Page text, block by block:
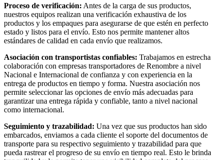
Proceso de verificación: Antes de la carga de sus productos,
nuestros equipos realizan una verificación exhaustiva de los
productos y los empaques para asegurarse de que estén en perfecto
estado y listos para el envío. Esto nos permite mantener altos
estándares de calidad en cada envío que realizamos.
Asociación con transportistas confiables: Trabajamos en estrecha
colaboración con empresas transportadores de Renombre a nivel
Nacional e Internacional de confianza y con experiencia en la
entrega de productos en tiempo y forma. Nuestra asociación nos
permite seleccionar las opciones de envío más adecuadas para
garantizar una entrega rápida y confiable, tanto a nivel nacional
como internacional.
Seguimiento y trazabilidad: Una vez que sus productos han sido
embarcados, enviamos a cada cliente el soporte del documentos de
transporte para su respectivo seguimiento y trazabilidad para que
pueda rastrear el progreso de su envío en tiempo real. Esto le brinda